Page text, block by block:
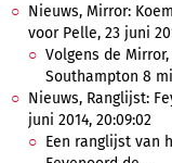
Nieuws, Mirror:
voor Pelle, 23 juni
Volgens de
Southampton 8
Nieuws, Ranglijst:
juni 2014, 20:09:02
Een ranglijst van